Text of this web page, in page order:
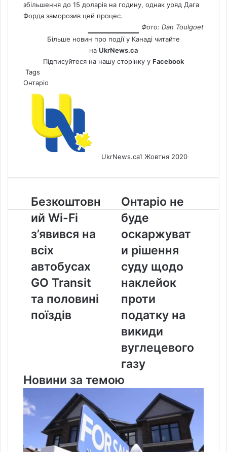
збільшення до 15 доларів на годину, однак уряд Дага
Форда заморозив цей процес.
Фото: Dan Toulgoet
Більше новин про події у Канаді читайте
на UkrNews.ca
Підписуйтеся на нашу сторінку у Facebook
Tags
Онтаріо
UkrNews.ca1 Жовтня 2020
Безкоштовний
Wi-
Fi
з’явився
на
всіх
автобусах
GO
Transit
половині
поїздів
Безкоштовн
ий Wi-Fi
з’явився на
всіх
автобусах
GO Transit
та половині
поїздів
Онтаріо
не
буде
оскаржувати
рішення
суду
щодо
наклейок
проти
на
викиди
газу
Онтаріо не
буде
оскаржуват
и рішення
суду щодо
наклейок
проти
податку на
викиди
вуглецевого
газу
Новини за темою